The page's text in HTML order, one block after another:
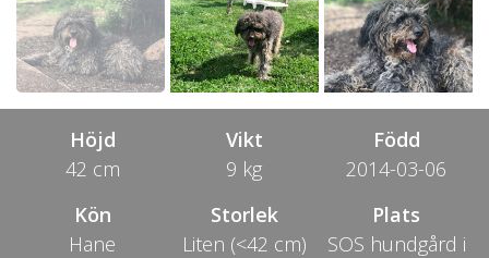
Höjd
42 cm
Vikt
9 kg
Född
2014-03-06
Kön
Hane
Storlek
Liten (<42 cm)
Plats
SOS hundgård i